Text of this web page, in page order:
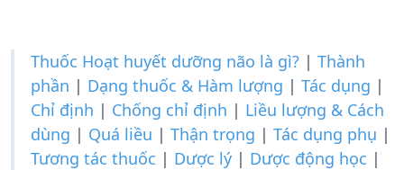
Thuốc Hoạt huyết dưỡng não là gì? | Thành
phần | Dạng thuốc & Hàm lượng | Tác dụng |
Chỉ định | Chống chỉ định | Liều lượng & Cách
dùng | Quá liều | Thận trọng | Tác dụng phụ |
Tương tác thuốc | Dược lý | Dược động học |